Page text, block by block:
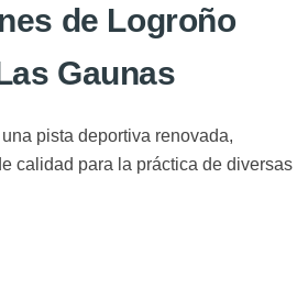
de Logroño
Gaunas
pista deportiva renovada,
calidad para la práctica de diversas